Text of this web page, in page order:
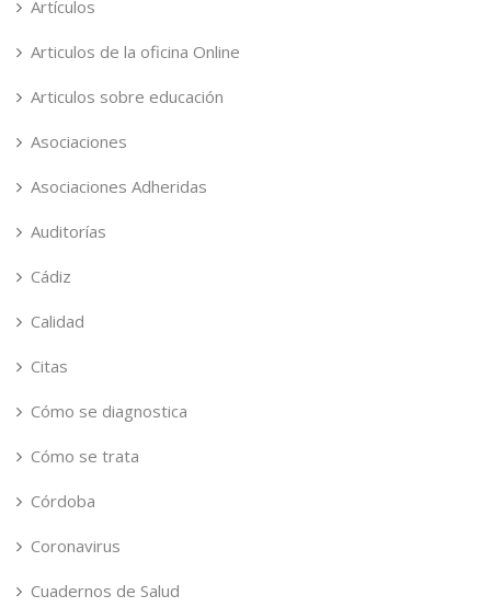
Artículos
Articulos de la oficina Online
Articulos sobre educación
Asociaciones
Asociaciones Adheridas
Auditorías
Cádiz
Calidad
Citas
Cómo se diagnostica
Cómo se trata
Córdoba
Coronavirus
Cuadernos de Salud